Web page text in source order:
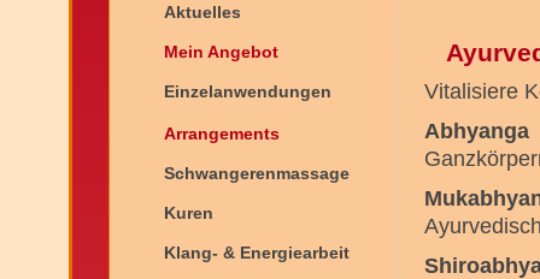
Aktuelles
Mein Angebot
Einzelanwendungen
Arrangements
Schwangerenmassage
Kuren
Klang- & Energiearbeit
Vitalisiere
Abhyanga